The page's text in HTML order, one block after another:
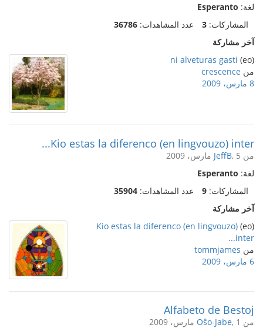
لغة: Esperanto
المشاركات: 3 عدد المشاهدات: 36786
آخر مشاركة
(eo)
ni alveturas gasti
من crescence
8 مارس، 2009
Kio estas la diferenco (en lingvouzo) inter...
من JeffB, 5 مارس، 2009
لغة: Esperanto
المشاركات: 9 عدد المشاهدات: 35904
آخر مشاركة
(eo)
Kio estas la diferenco (en lingvouzo)
inter...
من tommjames
6 مارس، 2009
Alfabeto de Bestoj
من Oŝo-Jabe, 1 مارس، 2009